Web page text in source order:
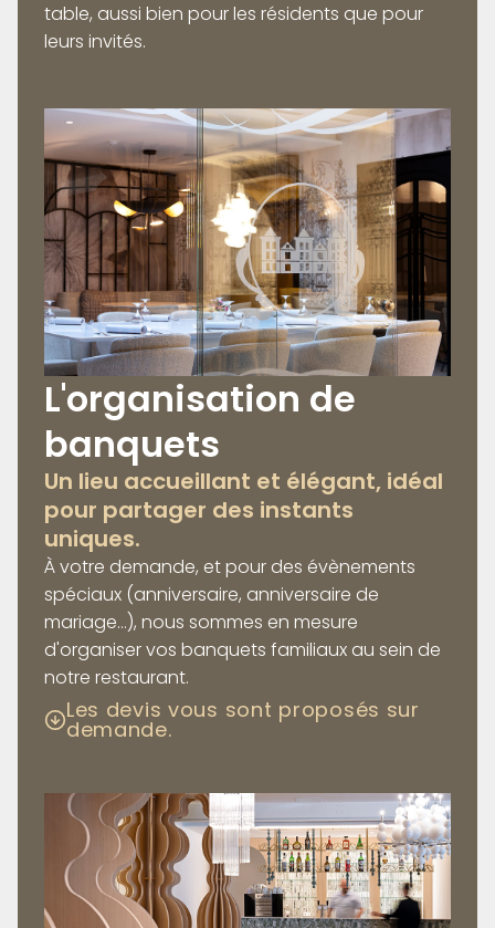
table, aussi bien pour les résidents que pour
leurs invités.
L'organisation de
banquets
Un lieu accueillant et élégant, idéal
pour partager des instants
uniques.
À votre demande, et pour des évènements
spéciaux (anniversaire, anniversaire de
mariage…), nous sommes en mesure
d'organiser vos banquets familiaux au sein de
notre restaurant.
Les devis vous sont proposés sur
demande.